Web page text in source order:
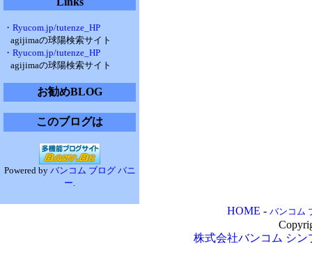
・Ryucom.jp/tutenze_HP
agijimaの球陽検索サイト
・Ryucom.jp/tutenze_HP
agijimaの球陽検索サイト
お勧めBLOG
このブログは
Powered by バンコム ブログ バニ
ー.
HOME - バンコム
株式会社バンコム シン